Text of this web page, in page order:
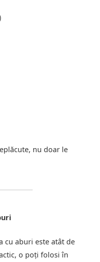
nu doar le
cu aburi este atât de
o poți folosi în